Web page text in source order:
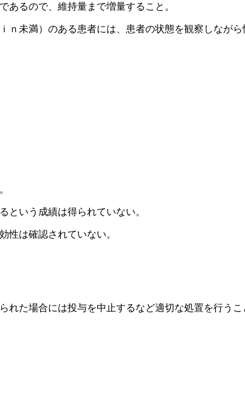
るので、維持量まで増量すること。
未満）のある患者には、患者の状態を観察しなが
いう成績は得られていない。
は確認されていない。
た場合には投与を中止するなど適切な処置を行うこ